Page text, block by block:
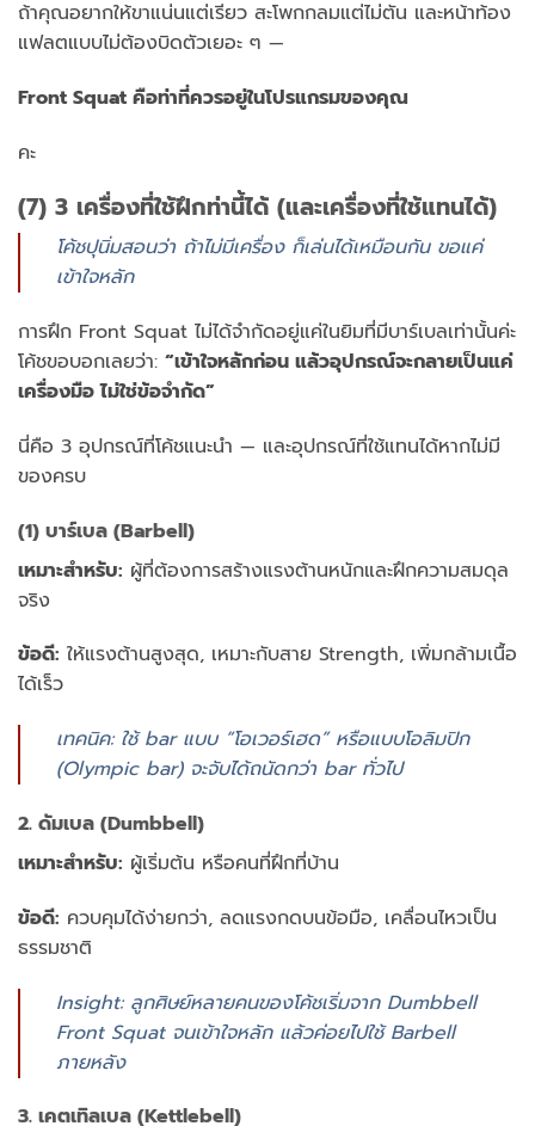
ถ้าคุณอยากให้ขาแน่นแต่เรียว สะโพกกลมแต่ไม่ตัน และหน้าท้อง
แฟลตแบบไม่ต้องบิดตัวเยอะ ๆ —
Front Squat คือท่าที่ควรอยู่ในโปรแกรมของคุณ
คะ
(7) 3 เครื่องที่ใช้ฝึกท่านี้ได้ (และเครื่องที่ใช้แทนได้)
โค้ชปุนิ่มสอนว่า ถ้าไม่มีเครื่อง ก็เล่นได้เหมือนกัน ขอแค่
เข้าใจหลัก
การฝึก Front Squat ไม่ได้จำกัดอยู่แค่ในยิมที่มีบาร์เบลเท่านั้นค่ะ
โค้ชขอบอกเลยว่า: “เข้าใจหลักก่อน แล้วอุปกรณ์จะกลายเป็นแค่
เครื่องมือ ไม่ใช่ข้อจำกัด”
นี่คือ 3 อุปกรณ์ที่โค้ชแนะนำ — และอุปกรณ์ที่ใช้แทนได้หากไม่มี
ของครบ
(1) บาร์เบล (Barbell)
เหมาะสำหรับ: ผู้ที่ต้องการสร้างแรงต้านหนักและฝึกความสมดุล
จริง
ข้อดี: ให้แรงต้านสูงสุด, เหมาะกับสาย Strength, เพิ่มกล้ามเนื้อ
ได้เร็ว
เทคนิค: ใช้ bar แบบ “โอเวอร์เฮด” หรือแบบโอลิมปิก
(Olympic bar) จะจับได้ถนัดกว่า bar ทั่วไป
2. ดัมเบล (Dumbbell)
เหมาะสำหรับ: ผู้เริ่มต้น หรือคนที่ฝึกที่บ้าน
ข้อดี: ควบคุมได้ง่ายกว่า, ลดแรงกดบนข้อมือ, เคลื่อนไหวเป็น
ธรรมชาติ
Insight: ลูกศิษย์หลายคนของโค้ชเริ่มจาก Dumbbell
Front Squat จนเข้าใจหลัก แล้วค่อยไปใช้ Barbell
ภายหลัง
3. เคตเทิลเบล (Kettlebell)